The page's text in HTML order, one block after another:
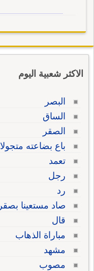
الاكثر شعبية اليوم
البصر
الساق
الصقر
باع بضاعته متجولا
تعمد
رجل
رد
صاد مستعينا بصقر
قال
مباراة الذهاب
مشهد
مصوب